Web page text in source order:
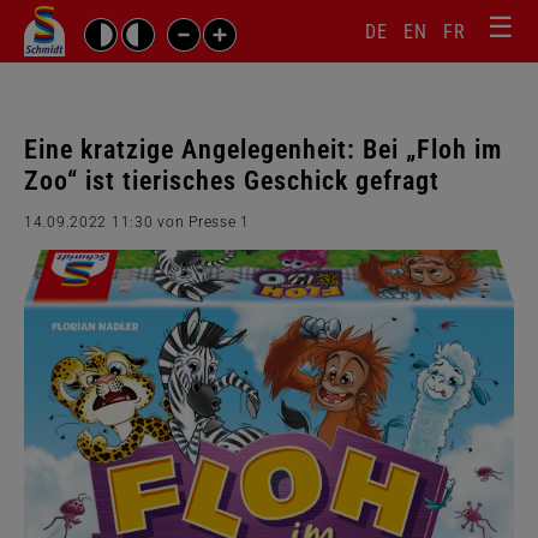
☰
DE EN FR
Suchbegriffe
Eine kratzige Angelegenheit: Bei „Floh im
Zoo“ ist tierisches Geschick gefragt
14.09.2022 11:30 von Presse 1